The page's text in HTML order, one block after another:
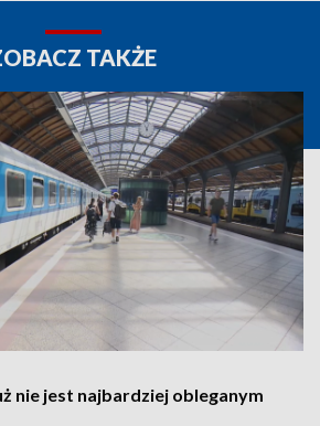
TAKŻE
nie jest najbardziej obleganym